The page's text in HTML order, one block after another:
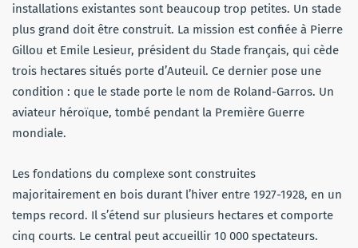
installations existantes sont beaucoup trop petites. Un stade
plus grand doit être construit. La mission est confiée à Pierre
Gillou et Emile Lesieur, président du Stade français, qui cède
trois hectares situés porte d’Auteuil. Ce dernier pose une
condition : que le stade porte le nom de Roland-Garros. Un
aviateur héroïque, tombé pendant la Première Guerre
mondiale.
Les fondations du complexe sont construites
majoritairement en bois durant l’hiver entre 1927-1928, en un
temps record. Il s’étend sur plusieurs hectares et comporte
cinq courts. Le central peut accueillir 10 000 spectateurs.